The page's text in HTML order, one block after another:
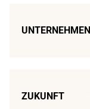
UNTERNEHMEN
ZUKUNFT